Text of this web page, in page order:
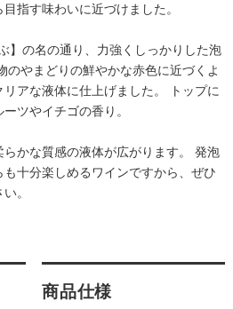
指す味わいに近づけました。
】の名の通り、力強くしっかりした泡
のやまどりの鮮やかな赤色に近づくよ
アな液体に仕上げました。 トップに
ツやイチゴの香り。
かな質感の液体が広がります。 発泡
十分楽しめるワインですから、ぜひ
。
商品仕様